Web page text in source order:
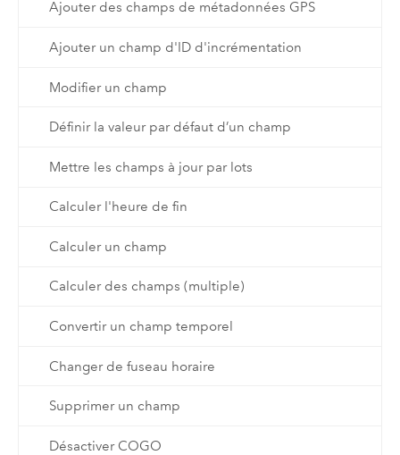
Ajouter des champs de métadonnées GPS
Ajouter un champ d'ID d'incrémentation
Modifier un champ
Définir la valeur par défaut d’un champ
Mettre les champs à jour par lots
Calculer l'heure de fin
Calculer un champ
Calculer des champs (multiple)
Convertir un champ temporel
Changer de fuseau horaire
Supprimer un champ
Désactiver COGO